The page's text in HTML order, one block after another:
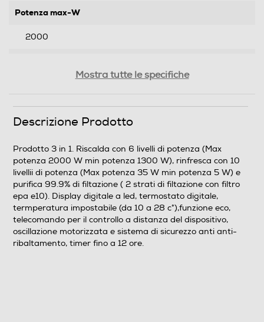
Potenza max-W
2000
Funzioni e Plus
10
Timer
Diffusore aromi
Mostra tutte le specifiche
Descrizione Prodotto
Prodotto 3 in 1. Riscalda con 6 livelli di potenza (Max
potenza 2000 W min potenza 1300 W), rinfresca con 10
livellii di potenza (Max potenza 35 W min potenza 5 W) e
purifica 99.9% di filtazione ( 2 strati di filtazione con filtro
epa e10). Display digitale a led, termostato digitale,
termperatura impostabile (da 10 a 28 c°),funzione eco,
telecomando per il controllo a distanza del dispositivo,
oscillazione motorizzata e sistema di sicurezzo anti anti-
ribaltamento, timer fino a 12 ore.